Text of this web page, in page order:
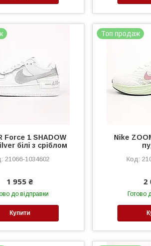
Force 1 SHADOW
білі з сріблом
21066-1034602
1 955 ₴
до відправки
Купити
Топ продаж
Nike
2
Готово